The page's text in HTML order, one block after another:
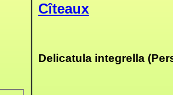
Cîteaux
Delicatula integrella